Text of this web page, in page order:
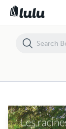
Les racines de la vie